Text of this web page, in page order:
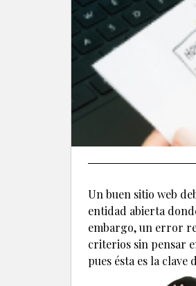
Un buen sitio web
entidad abierta
embargo, un error
criterios sin pensar
pues ésta es la